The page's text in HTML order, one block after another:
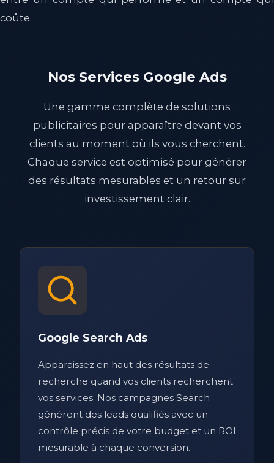
coûte.
Nos Services Google Ads
Une gamme complète de solutions
publicitaires pour apparaître devant vos
clients au moment où ils vous cherchent.
Chaque service est optimisé pour générer
des résultats mesurables et un retour sur
investissement clair.
Google Search Ads
Apparaissez en haut des résultats de
recherche quand vos clients recherchent
vos services. Nos campagnes Search
génèrent des leads qualifiés avec un
contrôle précis de votre budget et un ROI
mesurable à chaque conversion.